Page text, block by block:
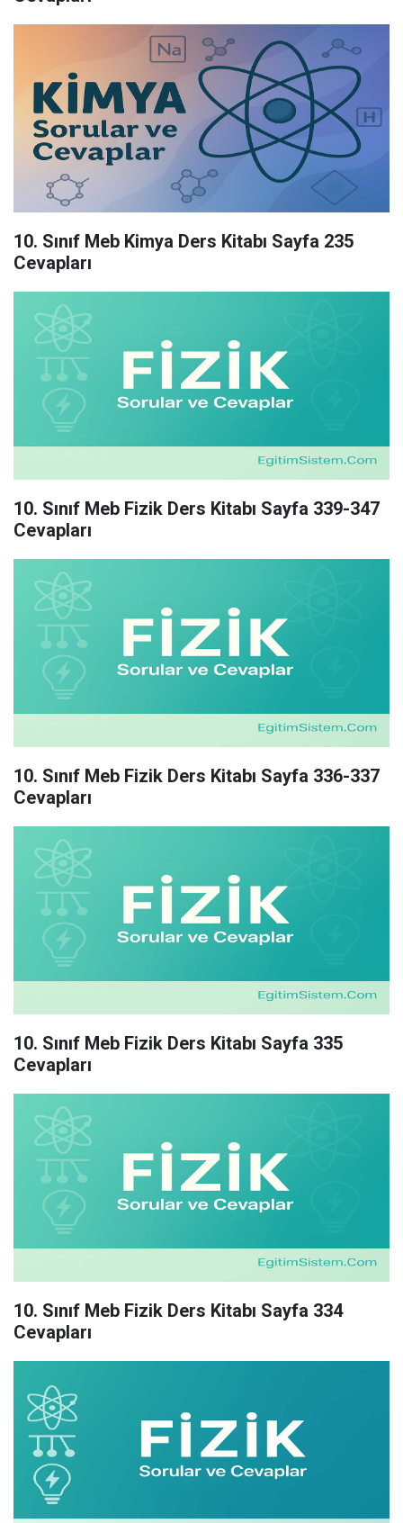
10. Sınıf Meb Kimya Ders Kitabı Sayfa 235
Cevapları
10. Sınıf Meb Fizik Ders Kitabı Sayfa 339-347
Cevapları
10. Sınıf Meb Fizik Ders Kitabı Sayfa 336-337
Cevapları
10. Sınıf Meb Fizik Ders Kitabı Sayfa 335
Cevapları
10. Sınıf Meb Fizik Ders Kitabı Sayfa 334
Cevapları